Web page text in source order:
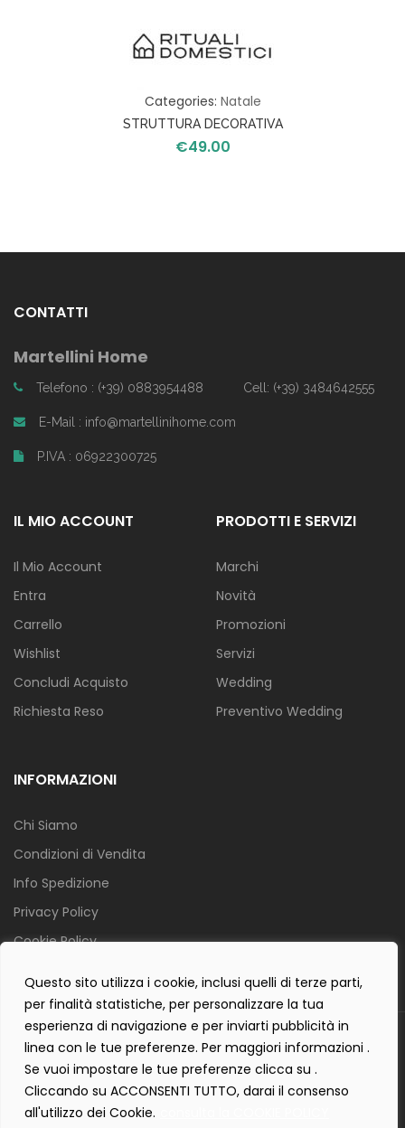
Questo sito utilizza i cookie, inclusi quelli di terze parti,
per finalità statistiche, per personalizzare la tua
esperienza di navigazione e per inviarti pubblicità in
linea con le tue preferenze. Per maggiori informazioni .
Se vuoi impostare le tue preferenze clicca su .
Cliccando su ACCONSENTI TUTTO, darai il consenso
all'utilizzo dei Cookie.
Categories: Natale
STRUTTURA DECORATIVA
ALBERI
€49.00
CONTATTI
Martellini Home
Telefono : (+39) 0883954488 Cell: (+39) 3484642555
E-Mail : info@martellinihome.com
P.IVA : 06922300725
IL MIO ACCOUNT
Il Mio Account
Entra
Carrello
Wishlist
Concludi Acquisto
Richiesta Reso
PRODOTTI E SERVIZI
Marchi
Novità
Promozioni
Servizi
Wedding
Preventivo Wedding
INFORMAZIONI
Chi Siamo
Condizioni di Vendita
Info Spedizione
Privacy Policy
Cookie Policy
Copyright 2019 © Tecnostudio di Martellini Nicoletta
Powered with